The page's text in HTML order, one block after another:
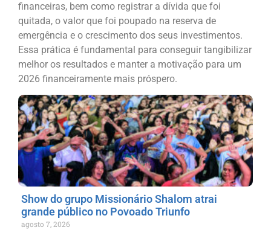
financeiras, bem como registrar a dívida que foi
quitada, o valor que foi poupado na reserva de
emergência e o crescimento dos seus investimentos.
Essa prática é fundamental para conseguir tangibilizar
melhor os resultados e manter a motivação para um
2026 financeiramente mais próspero.
Show do grupo Missionário Shalom atrai
grande público no Povoado Triunfo
agosto 7, 2026